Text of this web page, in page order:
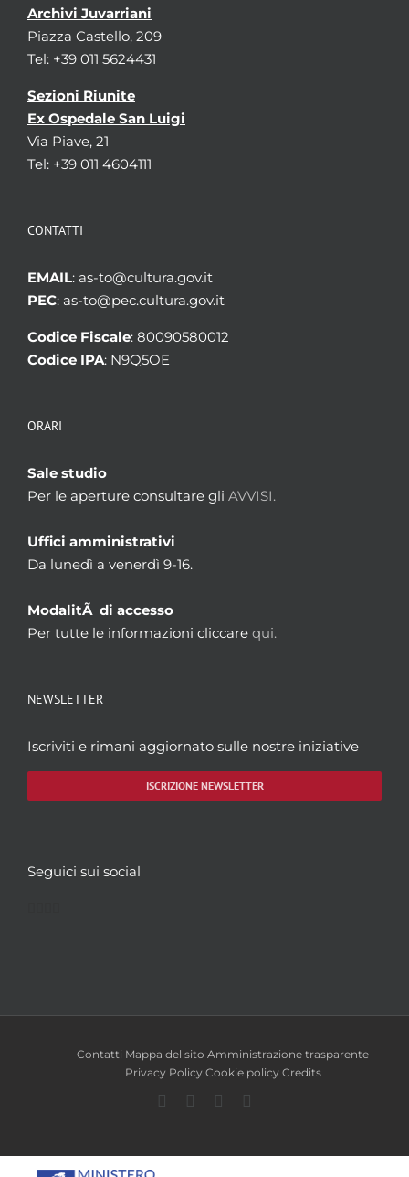
Archivi Juvarriani
Piazza Castello, 209
Tel: +39 011 5624431
Sezioni Riunite
Ex Ospedale San Luigi
Via Piave, 21
Tel: +39 011 4604111
CONTATTI
EMAIL: as-to@cultura.gov.it
PEC: as-to@pec.cultura.gov.it
Codice Fiscale: 80090580012
Codice IPA: N9Q5OE
ORARI
Sale studio
Per le aperture consultare gli AVVISI.
Uffici amministrativi
Da lunedì a venerdì 9-16.
ModalitÃ di accesso
Per tutte le informazioni cliccare qui.
NEWSLETTER
Iscriviti e rimani aggiornato sulle nostre iniziative
ISCRIZIONE NEWSLETTER
Seguici sui social
Contatti Mappa del sito Amministrazione trasparente
Privacy Policy Cookie policy Credits
Facebook
TwitterYouTube